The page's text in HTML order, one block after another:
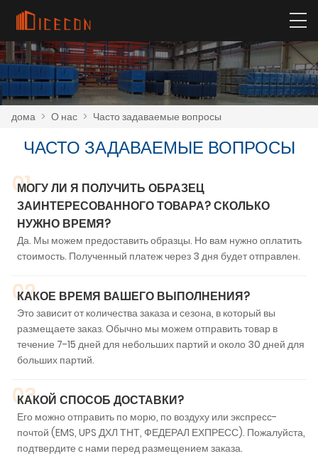
дома > О нас > Часто задаваемые вопросы
ЧАСТО ЗАДАВАЕМЫЕ ВОПРОСЫ
01
МОГУ ЛИ Я ПОЛУЧИТЬ ОБРАЗЕЦ
ЗАИНТЕРЕСОВАННОГО ТОВАРА? СКОЛЬКО
НУЖНО ВРЕМЯ?
Да. Мы можем предоставить образцы. Но вам нужно оплатить
стоимость. Полученный платеж через 3 дня будет отправлен.
02
КАКОЕ ВРЕМЯ ВАШЕГО ВЫПОЛНЕНИЯ?
Это зависит от количества заказа и сезона, в который вы
размещаете заказ. Обычно мы можем отправить товар в
течение 7-15 дней для небольших партий и около 30 дней для
больших партий.
03
КАКОЙ СПОСОБ ДОСТАВКИ?
Его можно отправить по морю, по воздуху или экспресс-
почтой (EMS, UPS ДХЛ ТНТ, ФЕДЕРАЛ ЕХПРЕСС). Пожалуйста,
подтвердите с нами перед размещением заказа.